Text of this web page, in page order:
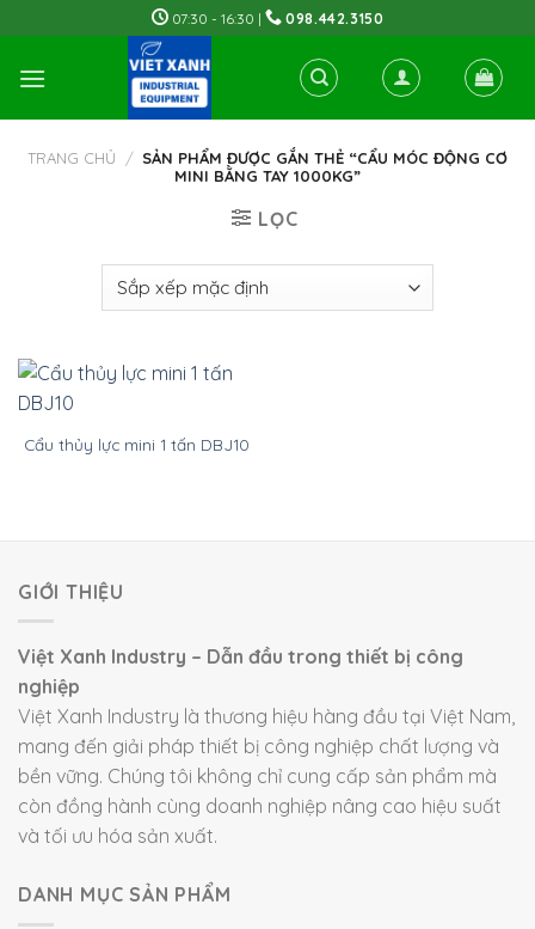
to
content
07:30 - 16:30 | 098.442.3150
TRANG CHỦ / SẢN PHẨM ĐƯỢC GẮN THẺ “CẨU MÓC ĐỘNG CƠ
MINI BẰNG TAY 1000KG”
LỌC
Cẩu thủy lực mini 1 tấn DBJ10
GIỚI THIỆU
Việt Xanh Industry – Dẫn đầu trong thiết bị công
nghiệp
Việt Xanh Industry là thương hiệu hàng đầu tại Việt Nam,
mang đến giải pháp thiết bị công nghiệp chất lượng và
bền vững. Chúng tôi không chỉ cung cấp sản phẩm mà
còn đồng hành cùng doanh nghiệp nâng cao hiệu suất
và tối ưu hóa sản xuất.
DANH MỤC SẢN PHẨM